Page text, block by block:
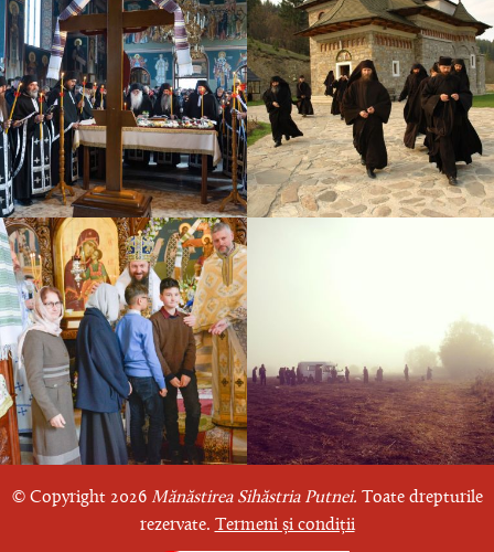
© Copyright 2026 Mănăstirea Sihăstria Putnei. Toate drepturile
rezervate. Termeni și condiții